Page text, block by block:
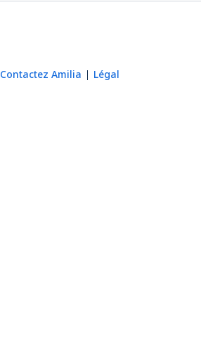
Contactez Amilia Légal